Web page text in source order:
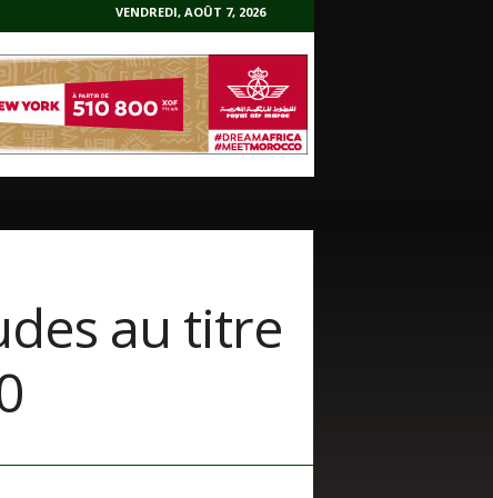
VENDREDI, AOÛT 7, 2026
au titre